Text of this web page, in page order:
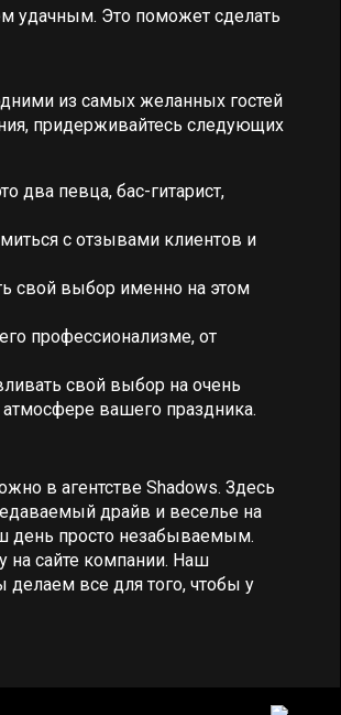
удачным. Это поможет сделать
из самых желанных гостей
придерживайтесь следующих
два певца, бас-гитарист,
с отзывами клиентов и
свой выбор именно на этом
профессионализме, от
свой выбор на очень
вашего праздника.
в агентстве Shadows. Здесь
драйв и веселье на
день просто незабываемым.
на сайте компании. Наш
все для того, чтобы у